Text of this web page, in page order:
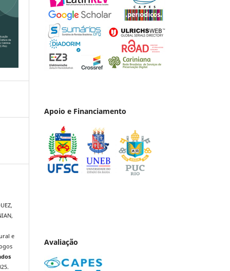
e
Apoio e Financiamento
Avaliação